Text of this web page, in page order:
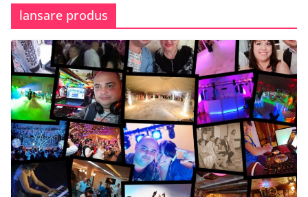
lansare produs